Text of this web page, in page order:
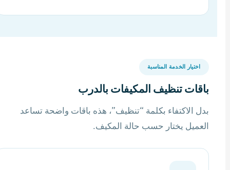
اختيار الخدمة المناسبة
باقات تنظيف المكيفات بالدرب
بدل الاكتفاء بكلمة “تنظيف”، هذه باقات واضحة تساعد
العميل يختار حسب حالة المكيف.